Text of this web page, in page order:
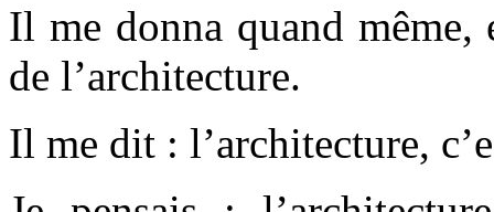
Il me donna quand
de l’architecture.
Il me dit : l’architecture,